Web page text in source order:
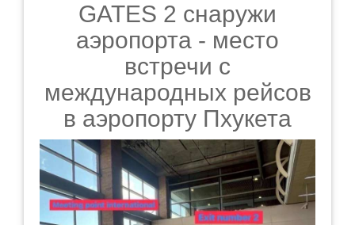
GATES 2 снаружи
аэропорта - место
встречи с
международных рейсов
в аэропорту Пхукета